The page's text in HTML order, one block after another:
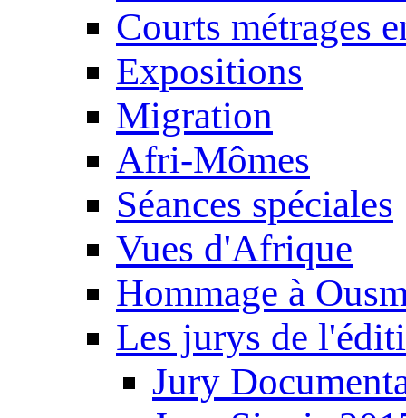
Courts métrages
Expositions
Migration
Afri-Mômes
Séances spéciales
Vues d'Afrique
Hommage à
Les jurys de
Jury